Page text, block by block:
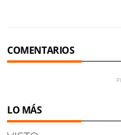
COMENTARIOS
LO MÁS